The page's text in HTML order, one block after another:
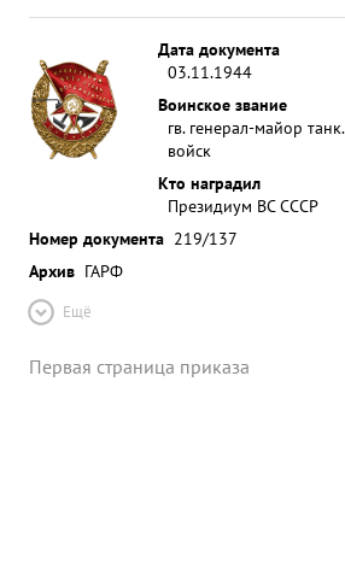
Дата документа
03.11.1944
Воинское звание
гв. генерал-майор танк.
войск
Кто наградил
Президиум ВС СССР
Номер документа 219/137
Архив ГАРФ
Ещё
Первая страница приказа